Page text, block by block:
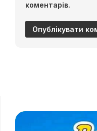
коментарів.